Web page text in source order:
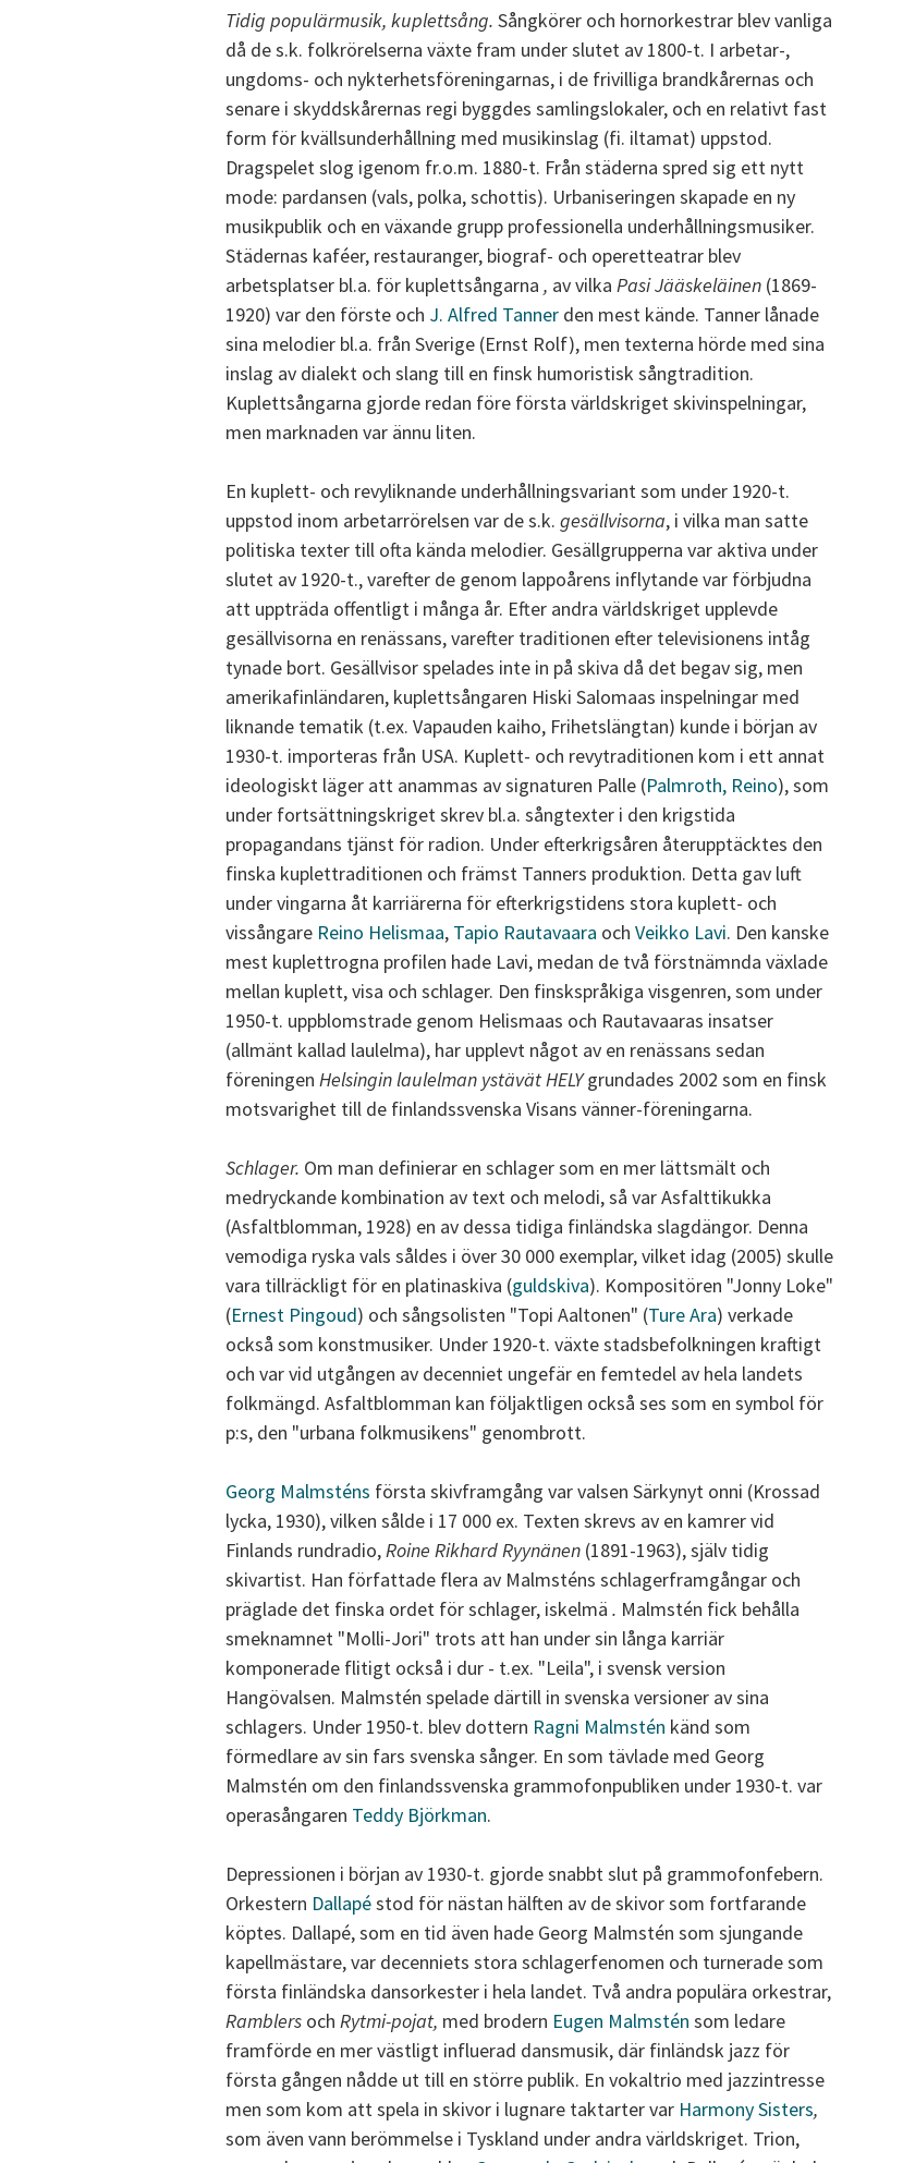
Tidig populärmusik, kuplettsång. Sångkörer och hornorkestrar blev vanliga
då de s.k. folkrörelserna växte fram under slutet av 1800-t. I arbetar-,
ungdoms- och nykterhetsföreningarnas, i de frivilliga brandkårernas och
senare i skyddskårernas regi byggdes samlingslokaler, och en relativt fast
form för kvällsunderhållning med musikinslag (fi. iltamat) uppstod.
Dragspelet slog igenom fr.o.m. 1880-t. Från städerna spred sig ett nytt
mode: pardansen (vals, polka, schottis). Urbaniseringen skapade en ny
musikpublik och en växande grupp professionella underhållningsmusiker.
Städernas kaféer, restauranger, biograf- och operetteatrar blev
arbetsplatser bl.a. för kuplettsångarna , av vilka Pasi Jääskeläinen (1869-
1920) var den förste och J. Alfred Tanner den mest kände. Tanner lånade
sina melodier bl.a. från Sverige (Ernst Rolf), men texterna hörde med sina
inslag av dialekt och slang till en finsk humoristisk sångtradition.
Kuplettsångarna gjorde redan före första världskriget skivinspelningar,
men marknaden var ännu liten.
En kuplett- och revyliknande underhållningsvariant som under 1920-t.
uppstod inom arbetarrörelsen var de s.k. gesällvisorna, i vilka man satte
politiska texter till ofta kända melodier. Gesällgrupperna var aktiva under
slutet av 1920-t., varefter de genom lappoårens inflytande var förbjudna
att uppträda offentligt i många år. Efter andra världskriget upplevde
gesällvisorna en renässans, varefter traditionen efter televisionens intåg
tynade bort. Gesällvisor spelades inte in på skiva då det begav sig, men
amerikafinländaren, kuplettsångaren Hiski Salomaas inspelningar med
liknande tematik (t.ex. Vapauden kaiho, Frihetslängtan) kunde i början av
1930-t. importeras från USA. Kuplett- och revytraditionen kom i ett annat
ideologiskt läger att anammas av signaturen Palle (Palmroth, Reino), som
under fortsättningskriget skrev bl.a. sångtexter i den krigstida
propagandans tjänst för radion. Under efterkrigsåren återupptäcktes den
finska kuplettraditionen och främst Tanners produktion. Detta gav luft
under vingarna åt karriärerna för efterkrigstidens stora kuplett- och
vissångare Reino Helismaa, Tapio Rautavaara och Veikko Lavi. Den kanske
mest kuplettrogna profilen hade Lavi, medan de två förstnämnda växlade
mellan kuplett, visa och schlager. Den finskspråkiga visgenren, som under
1950-t. uppblomstrade genom Helismaas och Rautavaaras insatser
(allmänt kallad laulelma), har upplevt något av en renässans sedan
föreningen Helsingin laulelman ystävät HELYgrundades 2002 som en finsk
motsvarighet till de finlandssvenska Visans vänner-föreningarna.
Schlager. Om man definierar en schlager som en mer lättsmält och
medryckande kombination av text och melodi, så var Asfalttikukka
(Asfaltblomman, 1928) en av dessa tidiga finländska slagdängor. Denna
vemodiga ryska vals såldes i över 30 000 exemplar, vilket idag (2005) skulle
vara tillräckligt för en platinaskiva (guldskiva). Kompositören "Jonny Loke"
(Ernest Pingoud) och sångsolisten "Topi Aaltonen" (Ture Ara) verkade
också som konstmusiker. Under 1920-t. växte stadsbefolkningen kraftigt
och var vid utgången av decenniet ungefär en femtedel av hela landets
folkmängd. Asfaltblomman kan följaktligen också ses som en symbol för
p:s, den "urbana folkmusikens" genombrott.
Georg Malmsténs första skivframgång var valsen Särkynyt onni (Krossad
lycka, 1930), vilken sålde i 17 000 ex. Texten skrevs av en kamrer vid
Finlands rundradio,Roine Rikhard Ryynänen (1891-1963), själv tidig
skivartist. Han författade flera av Malmsténs schlagerframgångar och
präglade det finska ordet för schlager, iskelmä . Malmstén fick behålla
smeknamnet "Molli-Jori" trots att han under sin långa karriär
komponerade flitigt också i dur - t.ex. "Leila", i svensk version
Hangövalsen. Malmstén spelade därtill in svenska versioner av sina
schlagers. Under 1950-t. blev dottern Ragni Malmstén känd som
förmedlare av sin fars svenska sånger. En som tävlade med Georg
Malmstén om den finlandssvenska grammofonpubliken under 1930-t. var
operasångaren Teddy Björkman.
Depressionen i början av 1930-t. gjorde snabbt slut på grammofonfebern.
Orkestern Dallapéstod för nästan hälften av de skivor som fortfarande
köptes. Dallapé, som en tid även hade Georg Malmstén som sjungande
kapellmästare, var decenniets stora schlagerfenomen och turnerade som
första finländska dansorkester i hela landet. Två andra populära orkestrar,
Ramblers och Rytmi-pojat, med brodern Eugen Malmstén som ledare
framförde en mer västligt influerad dansmusik, där finländsk jazz för
första gången nådde ut till en större publik. En vokaltrio med jazzintresse
men som kom att spela in skivor i lugnare taktarter var Harmony Sisters,
som även vann berömmelse i Tyskland under andra världskriget. Trion,